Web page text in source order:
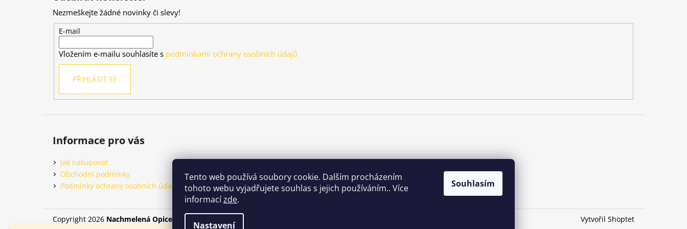
Tento web používá soubory cookie. Dalším procházením
tohoto webu vyjadřujete souhlas s jejich používáním.. Více
informacízde.
Nastavení
Souhlasím
Nezmeškejte žádné novinky či slevy!
E-mail
Vložením e-mailu souhlasíte s podmínkami ochrany osobních údajů
PŘIHLÁSIT SE
Informace pro vás
Jak nakupovat
Obchodní podmínky
Podmínky ochrany osobních údajů
Vytvořil Shoptet
Copyright 2026 Nachmelená Opice